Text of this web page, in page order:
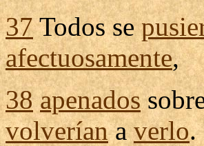
37Todos se
afectuosamente,
38 apenados
volveríanaverlo.